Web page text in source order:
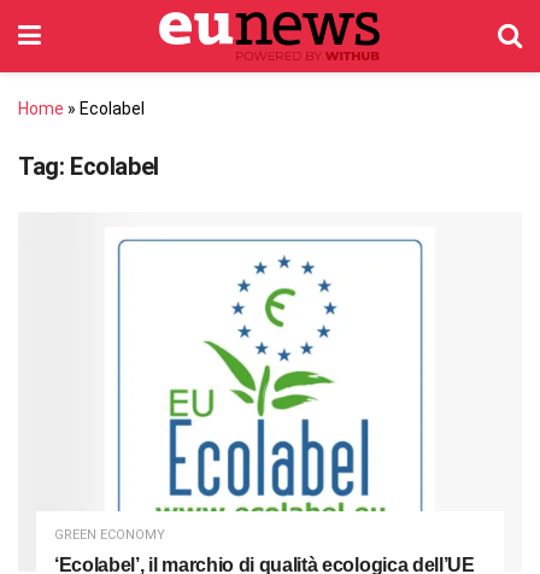
Home » Ecolabel
Tag: Ecolabel
GREEN ECONOMY
‘Ecolabel’, il marchio di qualità ecologica dell’UE